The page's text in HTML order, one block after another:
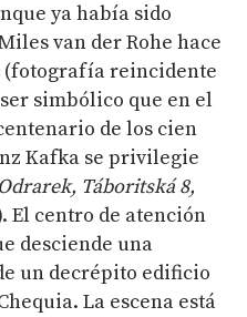
ya había sido
van der Rohe hace
(fotografía reincidente
simbólico que en el
de los cien
Kafka se privilegie
Odrarek, Táboritská 8,
El centro de atención
desciende una
un decrépito edificio
La escena está